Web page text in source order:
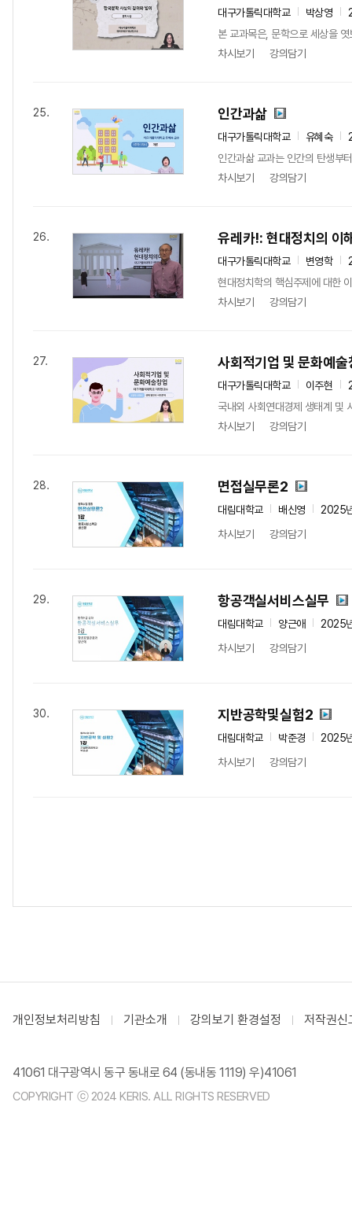
대구가톨릭대학교 박상영
본 교과목은, 문학으로 세상을
차시보기
강의담기
25. 인간과삶
대구가톨릭대학교 유혜숙
인간과삶 교과는 인간의 탄생부
차시보기
강의담기
26. 유레카!: 현대정치의 이
대구가톨릭대학교 변영학
현대정치학의 핵심주제에 대한
차시보기
강의담기
27. 사회적기업 및 문화예술
대구가톨릭대학교 이주현
국내외 사회연대경제 생태계 및
차시보기
강의담기
28. 면접실무론2
대림대학교 배신영
2025
차시보기
강의담기
29. 항공객실서비스실무
대림대학교 양근애
2025
차시보기
강의담기
30. 지반공학및실험2
대림대학교 박준경
2025
차시보기
강의담기
개인정보처리방침 기관소개 강의보기 환경설정 저작권신
41061 대구광역시 동구 동내로 64 (동내동 1119) 우)41061
COPYRIGHT ⓒ 2024 KERIS. ALL RIGHTS RESERVED